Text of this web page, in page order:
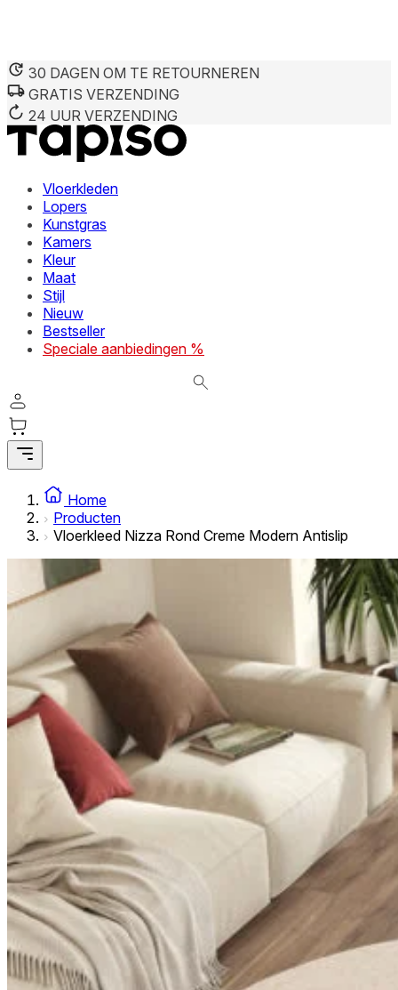
30 DAGEN OM TE RETOURNEREN
GRATIS VERZENDING
24 UUR VERZENDING
Vloerkleden
Lopers
Kunstgras
Kamers
Kleur
Maat
Stijl
Nieuw
Bestseller
Speciale aanbiedingen %
Home
Producten
Vloerkleed Nizza Rond Creme Modern Antislip
We gebruiken cookies om inhoud en advertenties te
deze informatie combineren met andere gegevens die u
diensten.
Noodzakelijk
Noodzakelijke cookies zijn essentieel voor de
verandert, zoals uw voorkeurstaal of de regio waar u zich
interessant zijn voor de individuele gebruiker en
Niet-geclassificeerde cookies zijn cookies die in het